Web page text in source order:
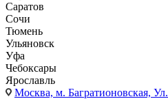
Саратов
Сочи
Тюмень
Ульяновск
Уфа
Чебоксары
Ярославль
Москва, м. Багратионовская,